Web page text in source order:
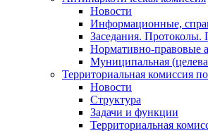
Новости
Информационные,
Заседания. Протоколы.
Нормативно-правовые
Муниципальная
Территориальная комиссия
Новости
Структура
Задачи и функции
Территориальная